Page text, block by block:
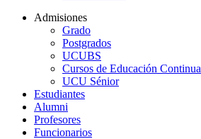
Admisiones
Grado
Postgrados
UCUBS
Cursos de Educación Continua
UCU Sénior
Estudiantes
Alumni
Profesores
Funcionarios